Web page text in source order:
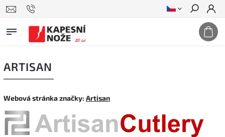
Hledat
ARTISAN
Webová stránka značky: Artisan